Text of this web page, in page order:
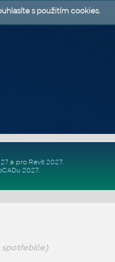
a pro Revit 2027.
2027.
spotřebiče)
s použitím cookies.